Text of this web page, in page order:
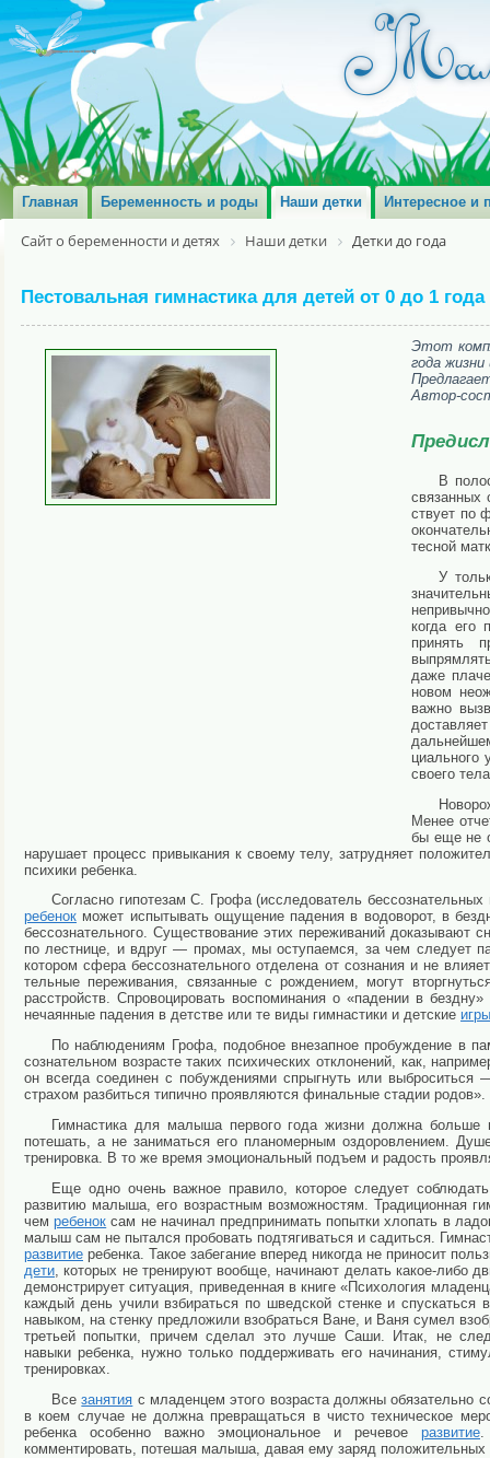
Главная Беременность и роды Наши детки Интересное и
Сайт о беременности и детях Наши детки Детки до года
Пестовальная гимнастика для детей от 0 до 1 года
Этот
года жизни
Автор-
В
связанных
ствует по
тес­ной
У
когда его
принять
даже
новом
важно
циального
своего
Менее
бы еще не
нарушает процесс привыка­ния к своему телу, затрудняет
психики ребенка.
Согласно гипотезам С. Грофа (исследователь
ребенок может испытывать ощуще­ние падения в водоворот, в
бессознательного. Существование этих переживаний
по лестнице, и вдруг — промах, мы оступаемся, за чем следует
котором сфера бессознательного отделена от сознания и не
тельные переживания, связанные с рождением, могут
расстройств. Спровоцировать воспо­минания о «падении в
нечаянные падения в детстве или те виды гимнастики и детские игры
По наблюдениям Грофа, подобное внезапное пробуждение в
сознательном возрасте таких психиче­ских отклонений, как,
он всегда соединен с побуждениями спрыгнуть или
страхом разбиться типично проявляются фи­нальные стадии родов».
Гимнастика для малыша первого года жизни должна больше
потешать, а не заниматься его планомерным оздоровлением.
тренировка. В то же время эмоциональный подъем и радость
Еще одно очень важное правило, которое следует
развитию малыша, его возрастным возможно­стям. Традиционная
чемребенок сам не начинал предпринимать попытки хлопать в
малыш сам не пытался пробовать подтягиваться и садиться.
развитие ребенка. Такое забегание вперед никогда не приносит
дети , которых не тренируют вообще, начинают делать какое-либо
демонстрирует ситуация, приведенная в книге «Психо­логия
каждый день учили взбираться по шведской стенке и
навыком, на стенку предложили взобраться Ване, и Ваня сумел
третьей попытки, причем сделал это лучше Саши. Итак, не
навыки ребенка, нужно только поддержи­вать его начинания,
тренировках.
Всезанятия с младенцем этого возраста должны обязательно
в коем случае не должна превращаться в чисто техническое
ребенка особенно важно эмоци­ональное и речевое развитие
комментировать, потешая малыша, давая ему заряд